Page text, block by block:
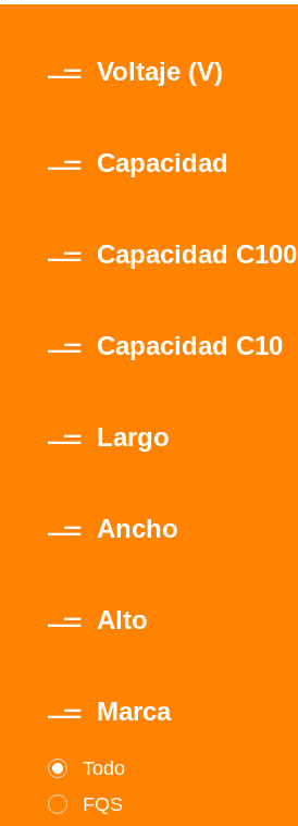
Voltaje (V)
Capacidad
Capacidad C100
Capacidad C10
Largo
Ancho
Alto
Marca
Todo
FQS